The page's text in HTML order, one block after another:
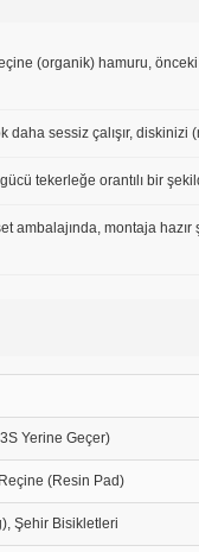
(organik) hamuru,
daha sessiz çalışır, diskinizi
gücü tekerleğe orantılı bir
ambalajında, montaja
Yerine Geçer)
(Resin Pad)
Şehir Bisikletleri